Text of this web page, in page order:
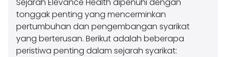
tonggak penting yang mencerminkan
pertumbuhan dan pengembangan syarikat
yang berterusan. Berikut adalah beberapa
peristiwa penting dalam sejarah syarikat: